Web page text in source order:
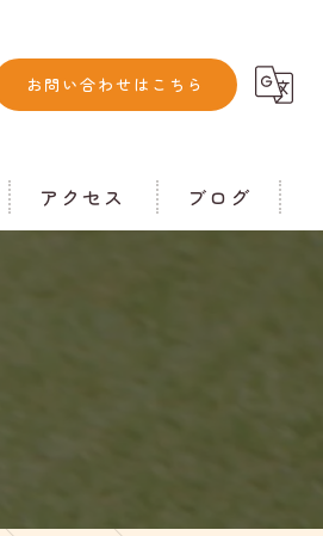
お問い合わせはこちら
アクセス ブログ